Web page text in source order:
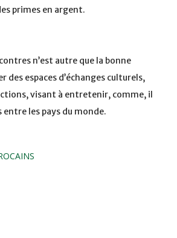
primes en argent.
n’est autre que la bonne
des espaces d’échanges culturels,
visant à entretenir, comme, il
les pays du monde.